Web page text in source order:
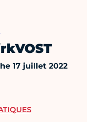
17 juillet 2022